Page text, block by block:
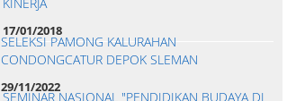
17/01/2018
SELEKSI PAMONG KALURAHAN
CONDONGCATUR DEPOK SLEMAN
29/11/2022
SEMINAR NASIONAL "PENDIDIKAN BUDAYA DI